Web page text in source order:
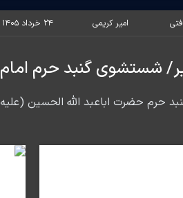
امیر کریمی ۲۴ خرداد ۱۴۰۵ - ۱۸:۱۱
شستشوی گنبد حرم
حرم حضرت اباعبد الله الحسین